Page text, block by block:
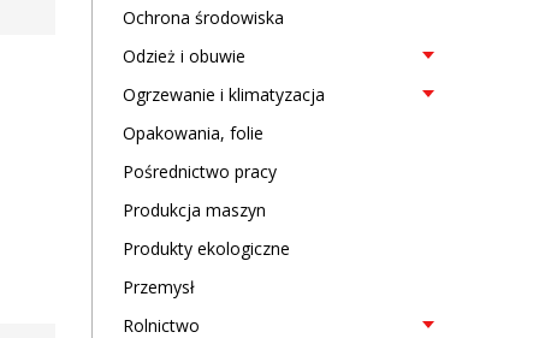
Ochrona środowiska
Odzież i obuwie
Ogrzewanie i klimatyzacja
Opakowania, folie
Pośrednictwo pracy
Produkcja maszyn
Produkty ekologiczne
Przemysł
Rolnictwo